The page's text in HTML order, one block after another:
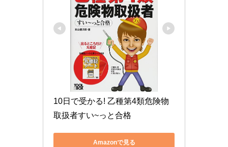
10日で受かる! 乙種第4類危険物
取扱者すい~っと合格
Amazonで見る